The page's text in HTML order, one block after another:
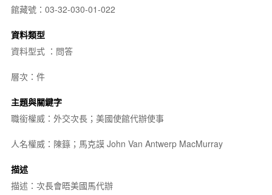
館藏號：03-32-030-01-022
資料類型
資料型式 ：問答
層次：件
主題與關鍵字
職銜權威：外交次長；美國使館代辦使事
人名權威：陳籙；馬克謨 John Van Antwerp MacMurray
描述
描述：次長會晤美國馬代辦